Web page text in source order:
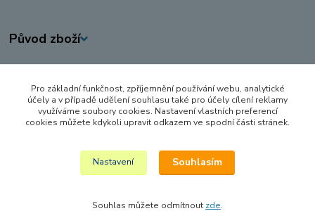
Původ zboží
Zboží zařazeno v kategoriích
DŘEVĚNÉ HRAČKY
DIDAKTICKÉ HRAČKY
Pro základní funkčnost, zpříjemnění používání webu, analytické
účely a v případě udělení souhlasu také pro účely cílení reklamy
využíváme soubory cookies. Nastavení vlastních preferencí
cookies můžete kdykoli upravit odkazem ve spodní části stránek.
Nastavení Souhlasím
Souhlas můžete odmítnout zde.